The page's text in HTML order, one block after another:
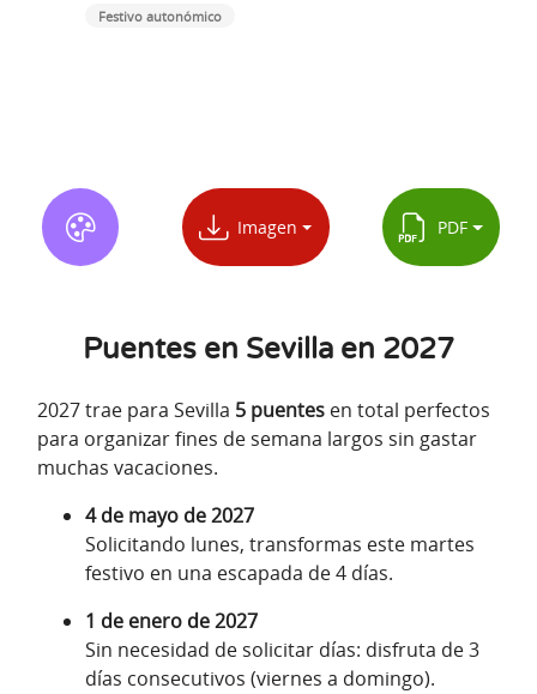
Festivo autonómico
Imagen PDF
Puentes en Sevilla en 2027
2027 trae para Sevilla 5 puentes en total perfectos
para organizar fines de semana largos sin gastar
muchas vacaciones.
4 de mayo de 2027
Solicitando lunes, transformas este martes
festivo en una escapada de 4 días.
1 de enero de 2027
Sin necesidad de solicitar días: disfruta de 3
días consecutivos (viernes a domingo).